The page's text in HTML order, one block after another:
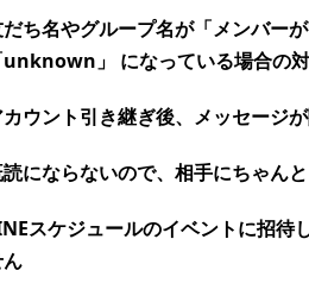
ち名やグループ名が「メンバー
unknown」 になっている場合の
カウント引き継ぎ後、メッセージ
にならないので、相手にちゃん
スケジュールのイベントに招待